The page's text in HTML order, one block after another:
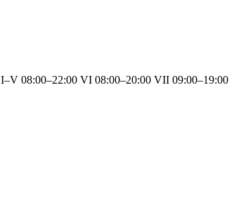
I–V 08:00–22:00 VI 08:00–20:00 VII 09:00–19:00